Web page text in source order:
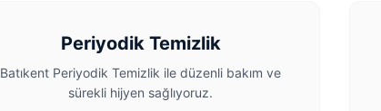
Periyodik Temizlik
Batıkent Periyodik Temizlik ile düzenli bakım ve
sürekli hijyen sağlıyoruz.